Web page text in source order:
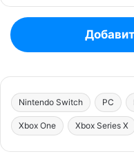
Nintendo Switch PC
Xbox One Xbox Series X